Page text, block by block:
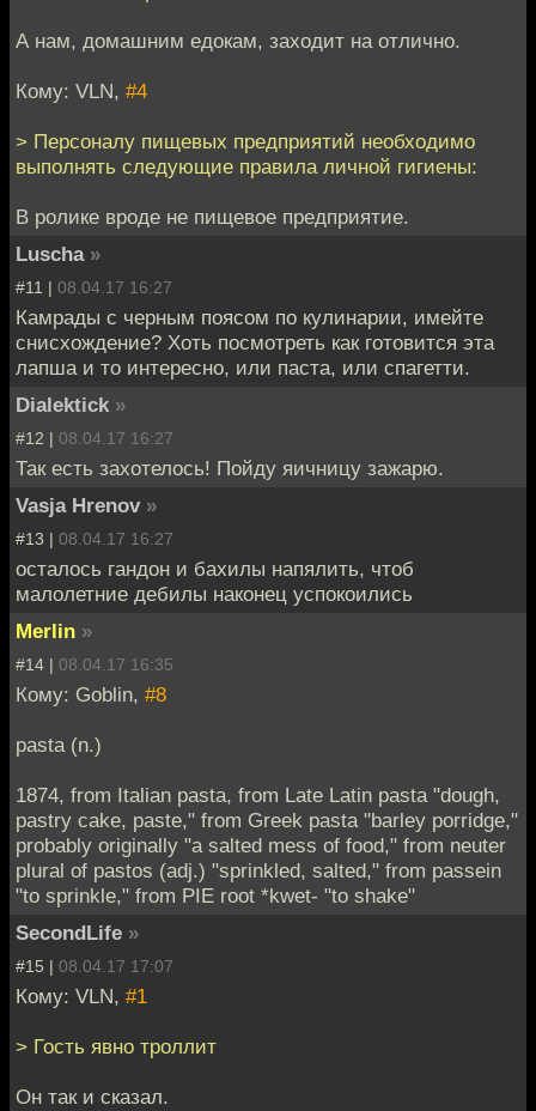
А нам, домашним едокам, заходит на отлично.
Кому: VLN, #4
> Персоналу пищевых предприятий необходимо
выполнять следующие правила личной гигиены:
В ролике вроде не пищевое предприятие.
Luscha »
#11 | 08.04.17 16:27
Камрады с черным поясом по кулинарии, имейте
снисхождение? Хоть посмотреть как готовится эта
лапша и то интересно, или паста, или спагетти.
Dialektick »
#12 | 08.04.17 16:27
Так есть захотелось! Пойду яичницу зажарю.
Vasja Hrenov »
#13 | 08.04.17 16:27
осталось гандон и бахилы напялить, чтоб
малолетние дебилы наконец успокоились
Merlin »
#14 | 08.04.17 16:35
Кому: Goblin, #8
pasta (n.)
1874, from Italian pasta, from Late Latin pasta "dough,
pastry cake, paste," from Greek pasta "barley porridge,"
probably originally "a salted mess of food," from neuter
plural of pastos (adj.) "sprinkled, salted," from passein
"to sprinkle," from PIE root *kwet- "to shake"
SecondLife »
#15 | 08.04.17 17:07
Кому: VLN, #1
> Гость явно троллит
Он так и сказал.